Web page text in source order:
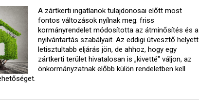
A zártkerti ingatlanok tulajdonosai előtt most
fontos változások nyílnak meg: friss
kormányrendelet módosította az átminősítés és a
nyilvántartás szabályait. Az eddigi útvesztő helyett
letisztultabb eljárás jön, de ahhoz, hogy egy
zártkerti terület hivatalosan is „kivetté" váljon, az
önkormányzatnak előbb külön rendeletben kell